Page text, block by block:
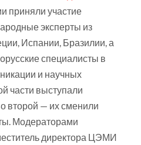
приняли участие
эксперты из
Испании, Бразилии, а
специалисты в
и научных
части выступали
второй — их сменили
Модераторами
директора ЦЭМИ